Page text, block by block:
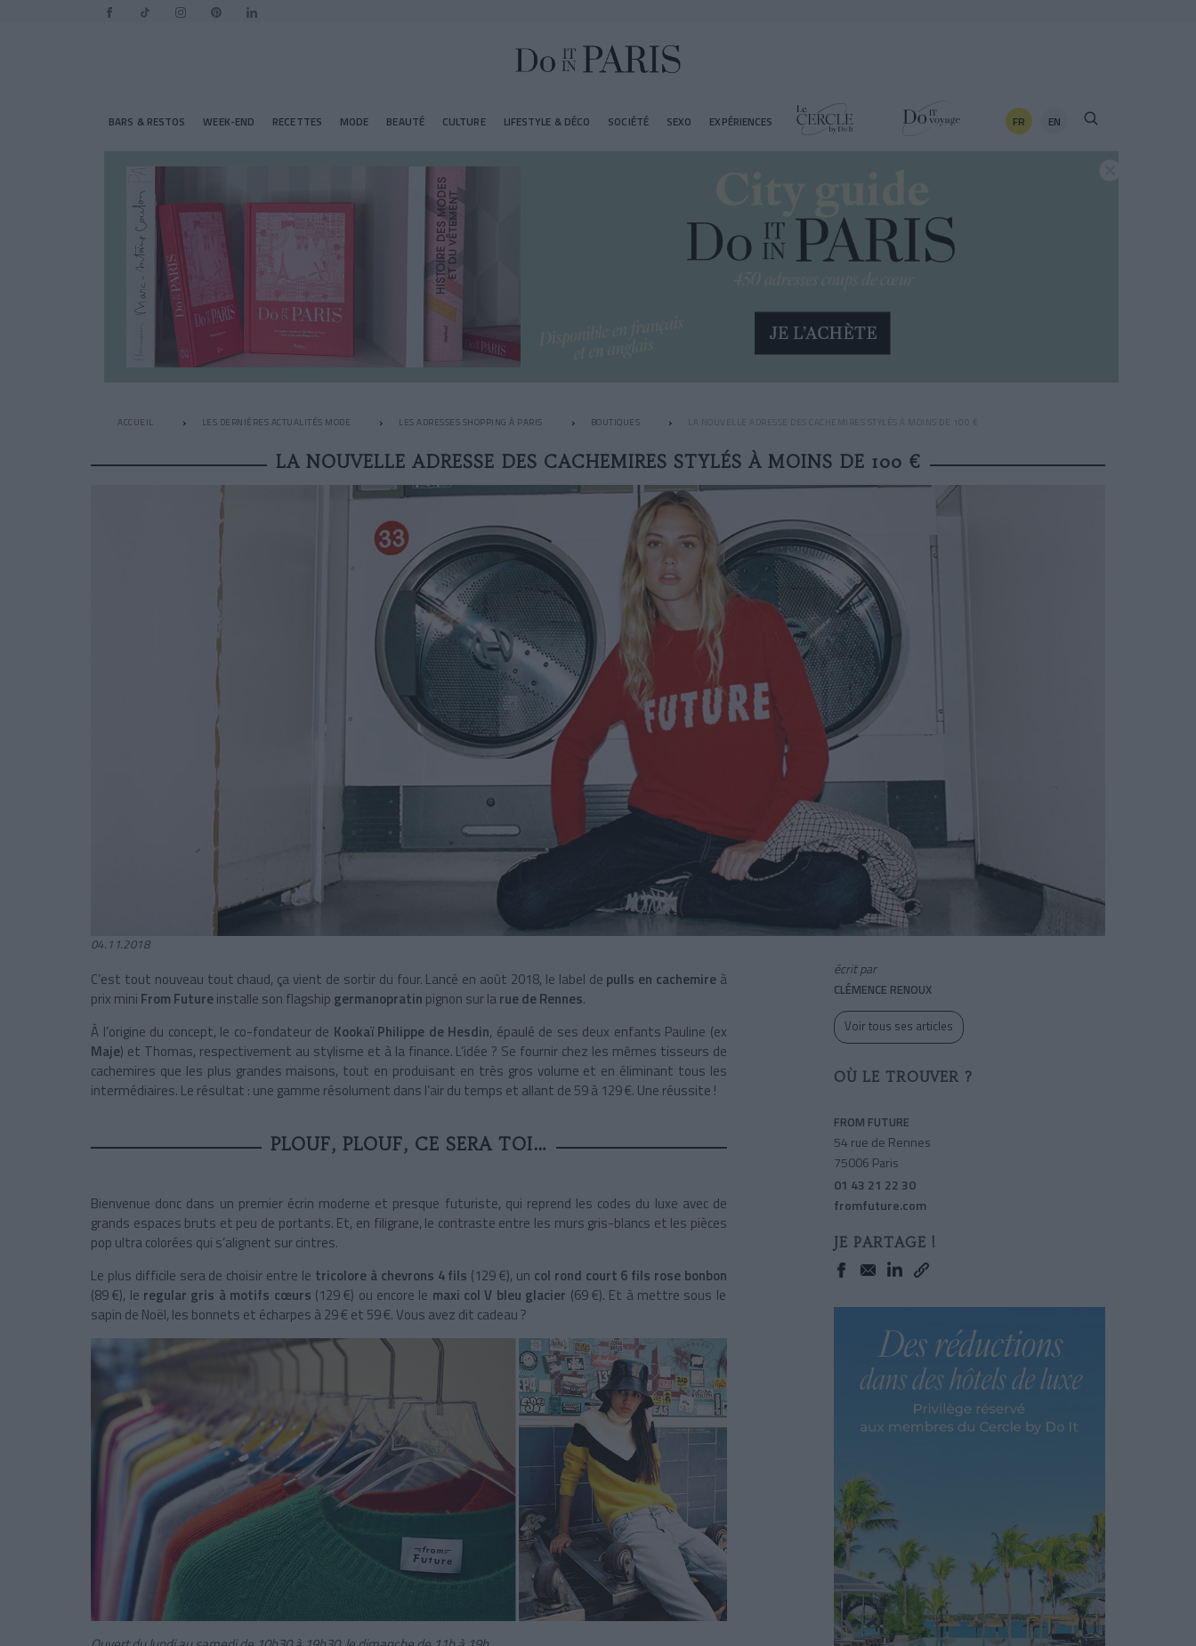
BARS & RESTOS WEEK-END RECETTES MODE BEAUTÉ CULTURE LIFESTYLE & DÉCO SOCIÉTÉ SEXO EXPÉRIENCES FR EN
ACCUEIL LES DERNIÈRES ACTUALITÉS MODE LES ADRESSES SHOPPING À PARIS BOUTIQUES LA NOUVELLE ADRESSE DES CACHEMIRES STYLÉS À MOINS DE 100 €
LA NOUVELLE ADRESSE DES CACHEMIRES STYLÉS À MOINS DE 100 €
04.11.2018
C’est tout nouveau tout chaud, ça vient de sortir du four. Lancé en août 2018, le label de pulls en cachemire à
prix mini From Futureinstalle son flagship germanopratin pignon sur larue de Rennes.
À l’origine du concept, le co-fondateur de Kookaï Philippe de Hesdin, épaulé de ses deux enfants Pauline (ex
Maje) et Thomas, respectivement au stylisme et à la finance. L’idée ? Se fournir chez les mêmes tisseurs de
cachemires que les plus grandes maisons, tout en produisant en très gros volume et en éliminant tous les
intermédiaires. Le résultat : une gamme résolument dans l’air du temps et allant de 59 à 129 €. Une réussite !
PLOUF, PLOUF, CE SERA TOI…
Bienvenue donc dans un premier écrin moderne et presque futuriste, qui reprend les codes du luxe avec de
grands espaces bruts et peu de portants. Et, en filigrane, le contraste entre les murs gris-blancs et les pièces
pop ultra colorées qui s’alignent sur cintres.
Le plus difficile sera de choisir entre le tricolore à chevrons 4 fils (129 €), un col rond court 6 fils rose bonbon
(89 €), le regular gris à motifs cœurs (129 €) ou encore le maxi col V bleu glacier (69 €). Et à mettre sous le
sapin de Noël, les bonnets et écharpes à 29 € et 59 €. Vous avez dit cadeau ?
écrit par
CLÉMENCE RENOUX
Voir tous ses articles
OÙ LE TROUVER ?
FROM FUTURE
54 rue de Rennes
75006 Paris
01 43 21 22 30
fromfuture.com
JE PARTAGE !